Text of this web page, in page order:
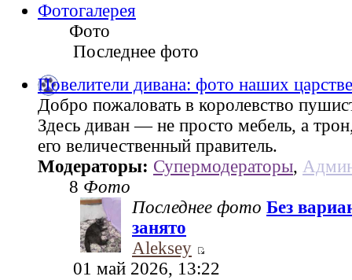
Фотогалерея
Фото
Последнее фото
Повелители дивана: фото наших
Добро пожаловать в королевство
Здесь диван — не просто мебель, а
его величественный правитель.
Модераторы: Супермодераторы,
8 Фото
Последнее фото Без
занято
Aleksey
01 май 2026, 13:22